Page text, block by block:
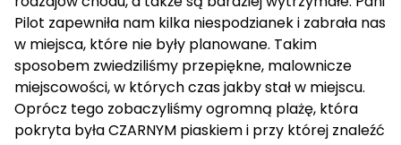
Pilot zapewniła nam kilka niespodzianek i zabrała nas
w miejsca, które nie były planowane. Takim
sposobem zwiedziliśmy przepiękne, malownicze
miejscowości, w których czas jakby stał w miejscu.
Oprócz tego zobaczyliśmy ogromną plażę, która
pokryta była CZARNYM piaskiem i przy której znaleźć